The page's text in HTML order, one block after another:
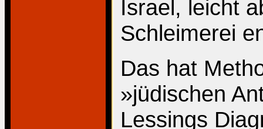
Israel, leicht
Schleimerei
Das hat
»jüdischen
Lessings